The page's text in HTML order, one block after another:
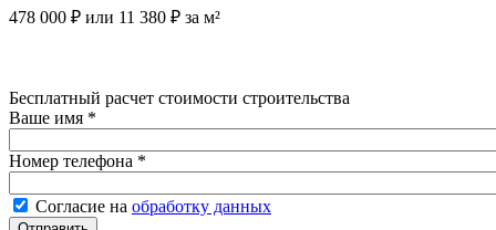
478 000 ₽ или 11 380 ₽ за м²
Бесплатный расчет стоимости строительства
Ваше имя *
Номер телефона *
Согласие на обработку данных*
Согласие на обработку данных